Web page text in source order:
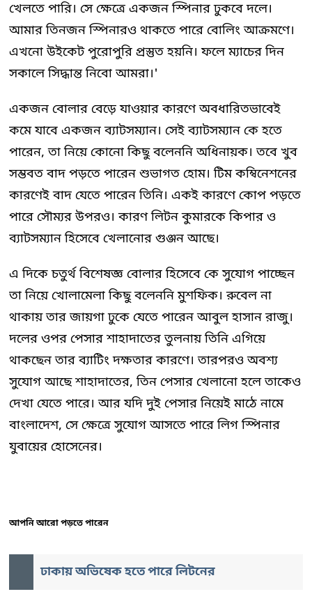
খেলতে পারি। সে ক্ষেত্রে একজন স্পিনার ঢুকবে দলে।
আমার তিনজন স্পিনারও থাকতে পারে বোলিং আক্রমণে।
এখনো উইকেট পুরোপুরি প্রস্তুত হয়নি। ফলে ম্যাচের দিন
সকালে সিদ্ধান্ত নিবো আমরা।'
একজন বোলার বেড়ে যাওয়ার কারণে অবধারিতভাবেই
কমে যাবে একজন ব্যাটসম্যান। সেই ব্যাটসম্যান কে হতে
পারেন, তা নিয়ে কোনো কিছু বলেননি অধিনায়ক। তবে খুব
সম্ভবত বাদ পড়তে পারেন শুভাগত হোম। টিম কম্বিনেশনের
কারণেই বাদ যেতে পারেন তিনি। একই কারণে কোপ পড়তে
পারে সৌম্যর উপরও। কারণ লিটন কুমারকে কিপার ও
ব্যাটসম্যান হিসেবে খেলানোর গুঞ্জন আছে।
এ দিকে চতুর্থ বিশেষজ্ঞ বোলার হিসেবে কে সুযোগ পাচ্ছেন
তা নিয়ে খোলামেলা কিছু বলেননি মুশফিক। রুবেল না
থাকায় তার জায়গা ঢুকে যেতে পারেন আবুল হাসান রাজু।
দলের ওপর পেসার শাহাদাতের তুলনায় তিনি এগিয়ে
থাকছেন তার ব্যাটিং দক্ষতার কারণে। তারপরও অবশ্য
সুযোগ আছে শাহাদাতের, তিন পেসার খেলানো হলে তাকেও
দেখা যেতে পারে। আর যদি দুই পেসার নিয়েই মাঠে নামে
বাংলাদেশ, সে ক্ষেত্রে সুযোগ আসতে পারে লিগ স্পিনার
যুবায়ের হোসেনের।
আপনি আরো পড়তে পারেন
ঢাকায় অভিষেক হতে পারে লিটনের